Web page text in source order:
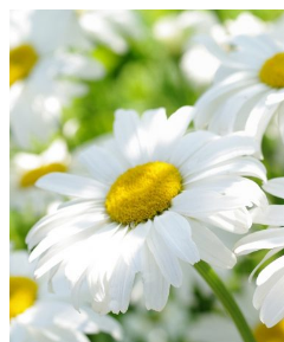
Перейти
к
содержимому